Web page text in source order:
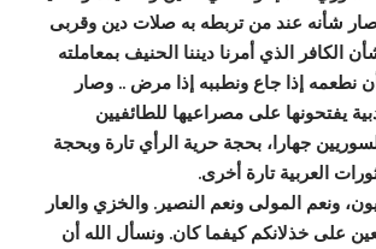
شأنه عند من تربطه به صلات دين وقربى
الذي أمرنا ديننا الحنيف بمعاملته
نطعمه إذا جاع ونطببه إذا مرض .. وصار
يفتحونها على مصراعيها للطائفيين
جهارا، بحجة حرية الرأي تارة وبحجة
العربية تارة أخرى.
ونعم المولى ونعم النصير. والخزي والعار
على خذلانكم كيفما كان. ونسأل الله أن